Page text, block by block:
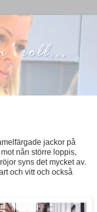
jackor på
nån större loppis,
syns det mycket av.
och vitt och också